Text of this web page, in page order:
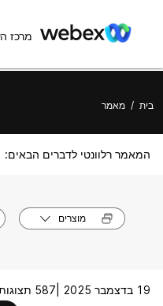
מרכז
בית / מאמר
המאמר רלוונטי לדברים הבאים:
מוצרים
19 בדצמבר 2025 | 587 תצוגות |